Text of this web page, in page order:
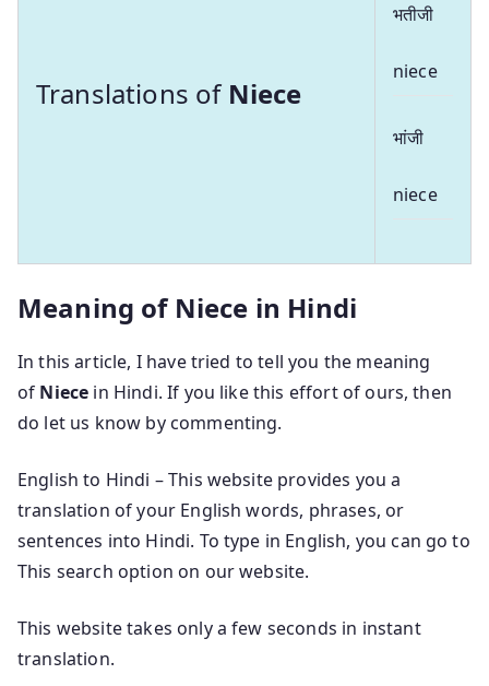
Translations of Niece
भतीजी
niece
भांजी
niece
Meaning of Niece in Hindi
In this article, I have tried to tell you the meaning
of Niece in Hindi. If you like this effort of ours, then
do let us know by commenting.
English to Hindi – This website provides you a
translation of your English words, phrases, or
sentences into Hindi. To type in English, you can go to
This search option on our website.
This website takes only a few seconds in instant
translation.